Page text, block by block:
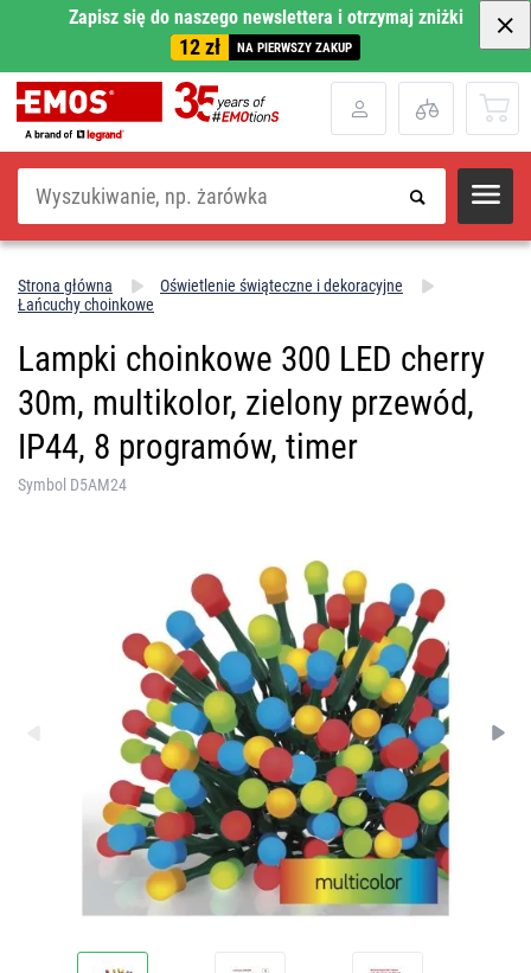
Zapisz się do naszego newslettera i otrzymaj zniżki
12 zł NA PIERWSZY ZAKUP
Szukaj
Strona główna
Oświetlenie świąteczne i dekoracyjne
Łańcuchy choinkowe
Lampki choinkowe 300 LED cherry
30m, multikolor, zielony przewód,
IP44, 8 programów, timer
Symbol D5AM24